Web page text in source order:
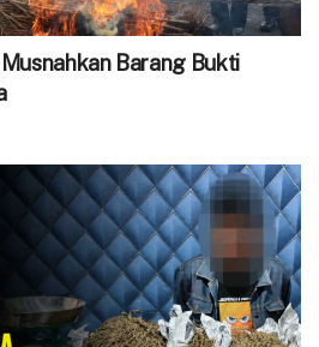
Barang Bukti